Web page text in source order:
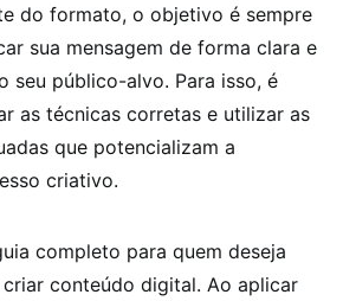
do formato, o objetivo é sempre
sua mensagem de forma clara e
seu público-alvo. Para isso, é
as técnicas corretas e utilizar as
que potencializam a
criativo.
completo para quem deseja
conteúdo digital. Ao aplicar